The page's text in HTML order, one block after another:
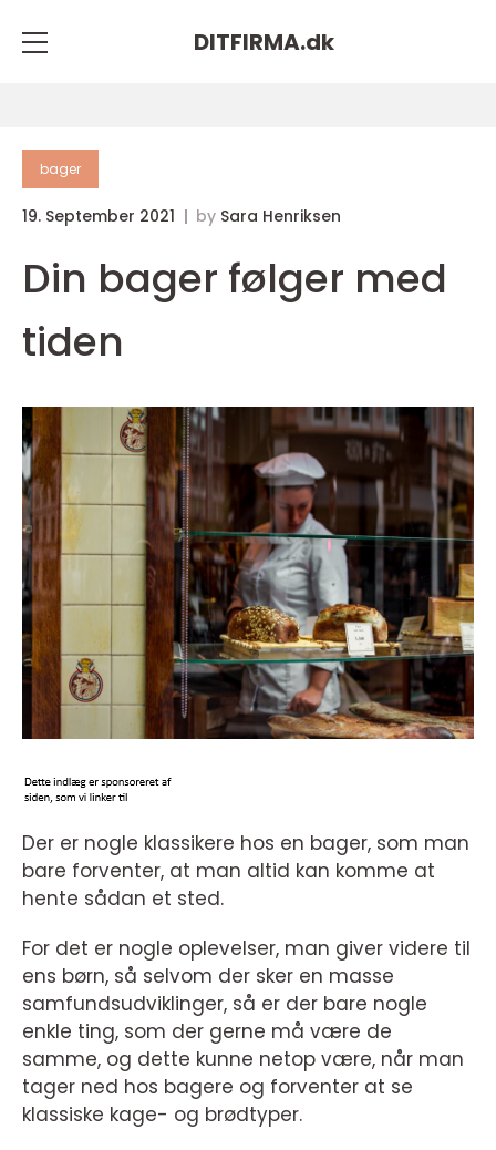
DITFIRMA.dk
bager
19. September 2021 by Sara Henriksen
Din bager følger med
tiden
Der er nogle klassikere hos en bager, som man
bare forventer, at man altid kan komme at
hente sådan et sted.
For det er nogle oplevelser, man giver videre til
ens børn, så selvom der sker en masse
samfundsudviklinger, så er der bare nogle
enkle ting, som der gerne må være de
samme, og dette kunne netop være, når man
tager ned hos bagere og forventer at se
klassiske kage- og brødtyper.